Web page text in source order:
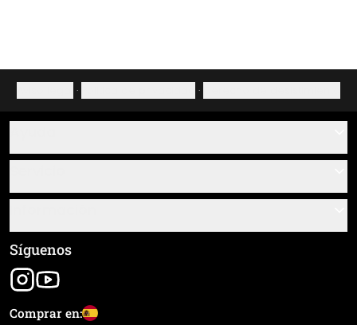
· ·
Sobre nosotros
Resumen de materiales
Seguimiento de envío
Términos y condiciones generales (CGC)
Aviso legal
Síguenos
Comprar en: